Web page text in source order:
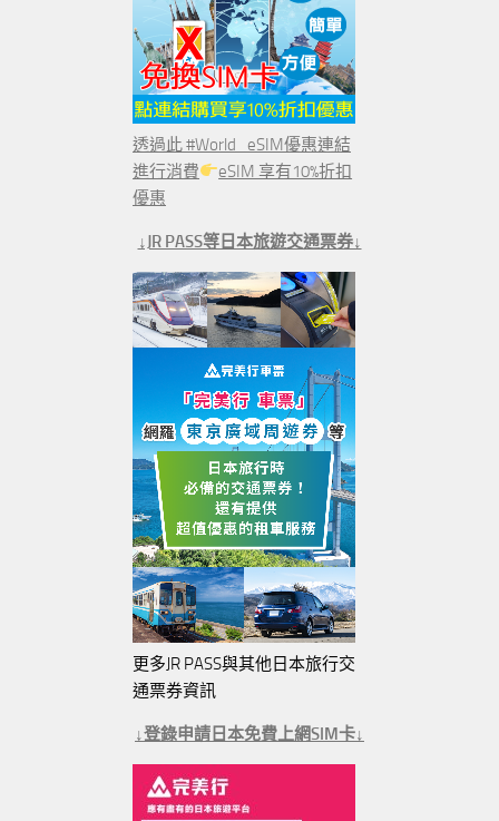
透過此 #World_eSIM優惠連結
進行消費
eSIM 享有10%折扣
優惠
↓JR PASS等日本旅遊交通票券↓
更多JR PASS與其他日本旅行交
通票券資訊
↓登錄申請日本免費上網SIM卡↓